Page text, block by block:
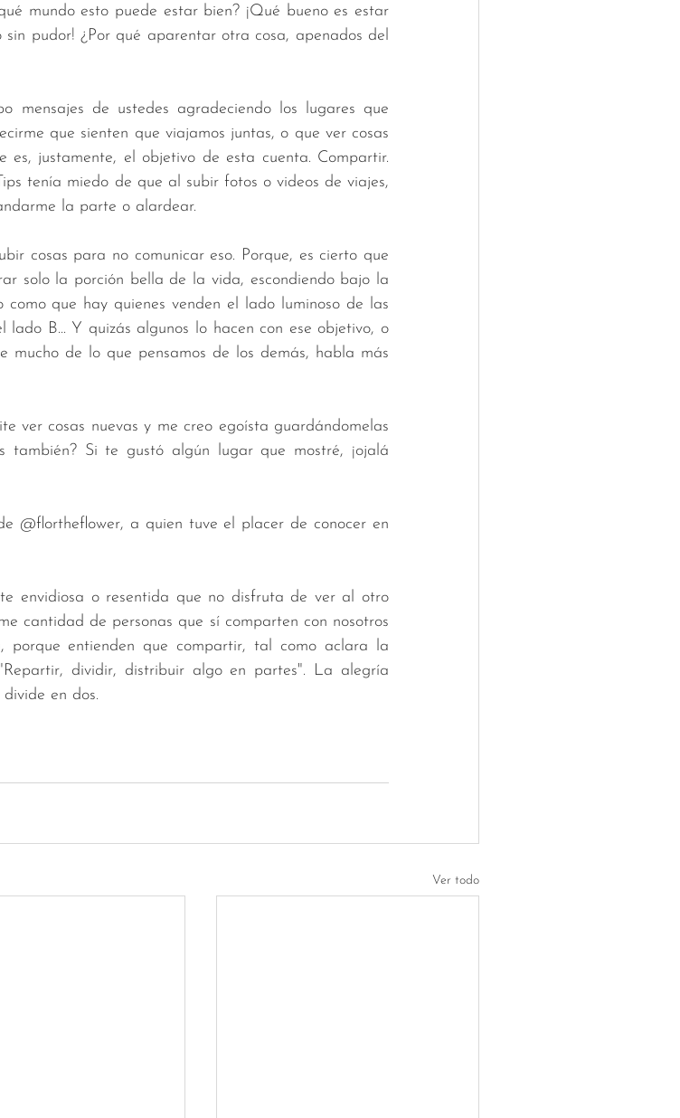
mundo esto puede estar bien? ¡Qué bueno es estar
pudor! ¿Por qué aparentar otra cosa, apenados del
mensajes de ustedes agradeciendo los lugares que
que sienten que viajamos juntas, o que ver cosas
justamente, el objetivo de esta cuenta. Compartir.
tenía miedo de que al subir fotos o videos de viajes,
la parte o alardear.
cosas para no comunicar eso. Porque, es cierto que
solo la porción bella de la vida, escondiendo bajo la
que hay quienes venden el lado luminoso de las
lado B... Y quizás algunos lo hacen con ese objetivo, o
mucho de lo que pensamos de los demás, habla más
ver cosas nuevas y me creo egoísta guardándomelas
Si te gustó algún lugar que mostré, ¡ojalá
@flortheflower, a quien tuve el placer de conocer en
envidiosa o resentida que no disfruta de ver al otro
cantidad de personas que sí comparten con nosotros
porque entienden que compartir, tal como aclara la
dividir, distribuir algo en partes". La alegría
en dos.
Ver todo